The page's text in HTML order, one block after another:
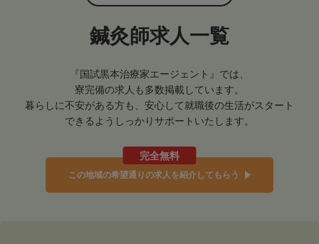
鍼灸師求人一覧
『国試黒本治療家エージェント』では、
寮完備の求人も多数掲載しています。
暮らしに不安がある方も、安心して就職後の生活がスタート
できるようしっかりサポートいたします。
完全無料
この地域の希望通りの求人を紹介してもらう